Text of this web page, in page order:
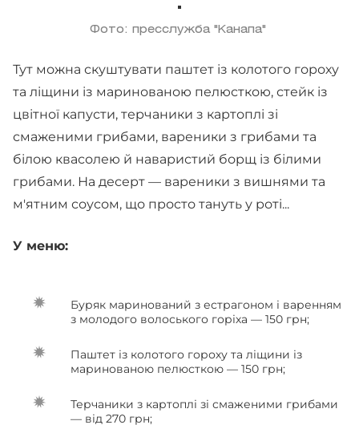
Фото: пресслужба "Канапа"
Тут можна скуштувати паштет із колотого гороху
та ліщини із маринованою пелюсткою, стейк із
цвітної капусти, терчаники з картоплі зі
смаженими грибами, вареники з грибами та
білою квасолею й наваристий борщ із білими
грибами. На десерт — вареники з вишнями та
м'ятним соусом, що просто тануть у роті...
У меню:
Буряк маринований з естрагоном і варенням
з молодого волоського горіха — 150 грн;
Паштет із колотого гороху та ліщини із
маринованою пелюсткою — 150 грн;
Терчаники з картоплі зі смаженими грибами
— від 270 грн;